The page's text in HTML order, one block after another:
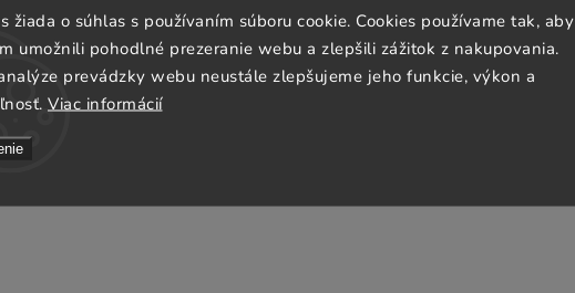
žiada o súhlas s používaním súboru cookie. Cookies používame tak, aby
umožnili pohodlné prezeranie webu a zlepšili zážitok z nakupovania.
prevádzky webu neustále zlepšujeme jeho funkcie, výkon a
Viac informácií